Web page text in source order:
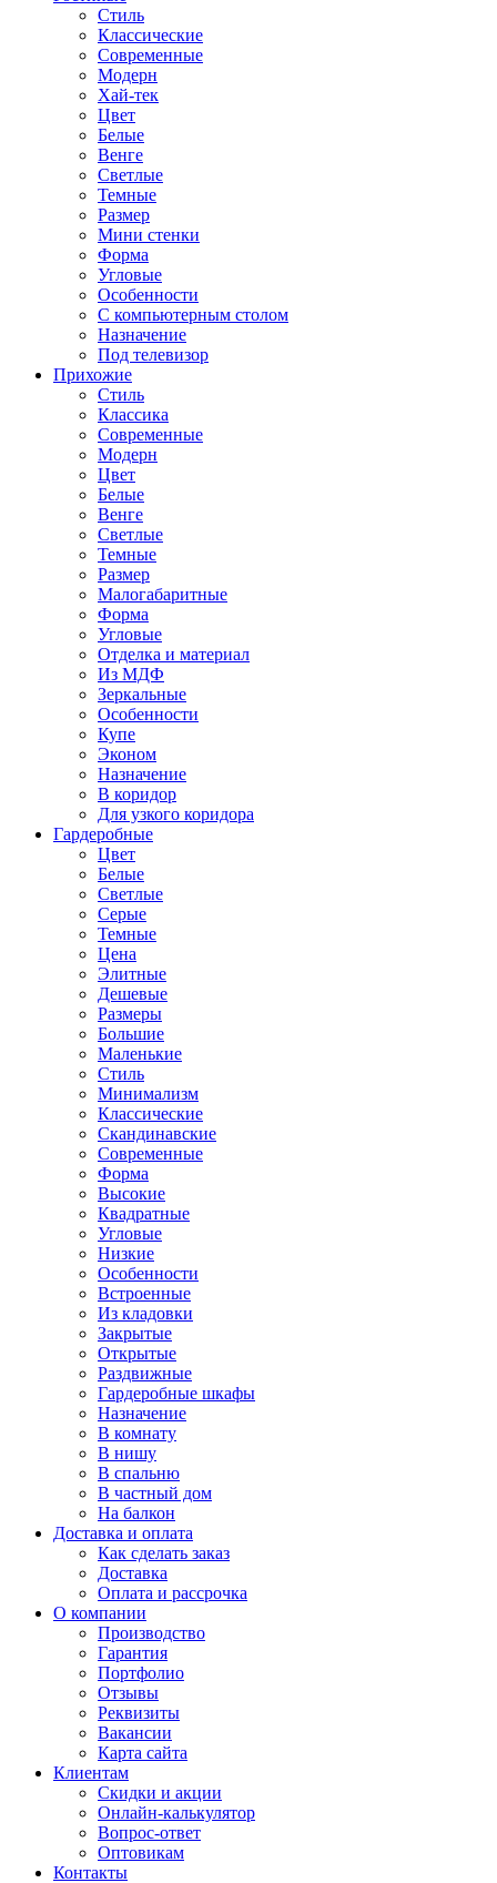
Стиль
Классические
Современные
Модерн
Хай-тек
Цвет
Белые
Венге
Светлые
Темные
Размер
Мини стенки
Форма
Угловые
Особенности
С компьютерным столом
Назначение
Под телевизор
Прихожие
Стиль
Классика
Современные
Модерн
Цвет
Белые
Венге
Светлые
Темные
Размер
Малогабаритные
Форма
Угловые
Отделка и материал
Из МДФ
Зеркальные
Особенности
Купе
Эконом
Назначение
В коридор
Для узкого коридора
Гардеробные
Цвет
Белые
Светлые
Серые
Темные
Цена
Элитные
Дешевые
Размеры
Большие
Маленькие
Стиль
Минимализм
Классические
Скандинавские
Современные
Форма
Высокие
Квадратные
Угловые
Низкие
Особенности
Встроенные
Из кладовки
Закрытые
Открытые
Раздвижные
Гардеробные шкафы
Назначение
В комнату
В нишу
В спальню
В частный дом
На балкон
Доставка и оплата
Как сделать заказ
Доставка
Оплата и рассрочка
О компании
Производство
Гарантия
Портфолио
Отзывы
Реквизиты
Вакансии
Карта сайта
Клиентам
Скидки и акции
Онлайн-калькулятор
Вопрос-ответ
Оптовикам
Контакты